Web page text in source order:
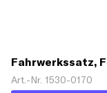
Fahrwerkssatz,
Komfortfahrwerk'
Art.-Nr. 1530-0170